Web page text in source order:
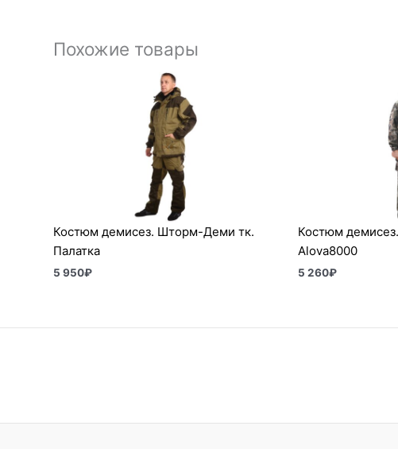
Похожие товары
Костюм демисез. Шторм-Деми тк.
Палатка
5 950₽
Костюм
Alova8000
5 260₽